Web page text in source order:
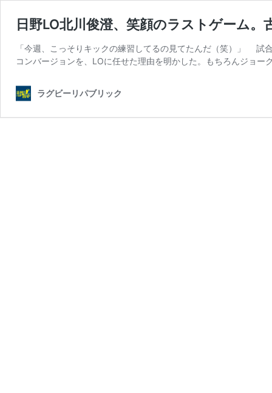
日野LO北川俊澄、笑顔のラストゲーム
「今週、こっそりキックの練習してるの見てたんだ（笑）」 試
コンバージョンを、LOに任せた理由を明かした。もちろんジョ
ラグビーリパブリック